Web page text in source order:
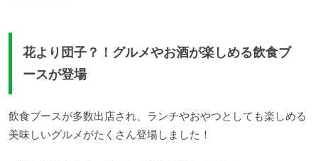
花より団子？！グルメやお酒が楽しめる飲食ブ
ースが登場
飲食ブースが多数出店され、ランチやおやつとしても楽しめる
美味しいグルメがたくさん登場しました！